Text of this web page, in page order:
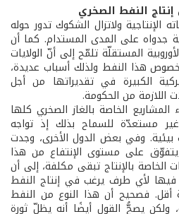
الإنتاجية ولاتزال الشكوك تدور حوله
جدواه على المدى المستدام. كما أن
المستقلّة تلمّح إلى أنّ الولايات
هذا النفط ولذلك أسباب عديدة،
الكبيرة في تقديراتها من أجل
اللازمة من الحكومة.
الخاصة بالغاز الصخري كلها
مستعدّة للسماح بذلك إذ تواجه
بيئية. وفي بعض الدول الأخرى، وجدت
على مستوى الإنتفاع من هذا
الخاصة بالإنتاج تبقى مكلفة، إلى أن
لأي طرف يرغب في إنتاج النفط
أقل. فصحيح أن هذا النوع من النفط
يصحُّ القول أيضًا أنه يظلّ ثورة